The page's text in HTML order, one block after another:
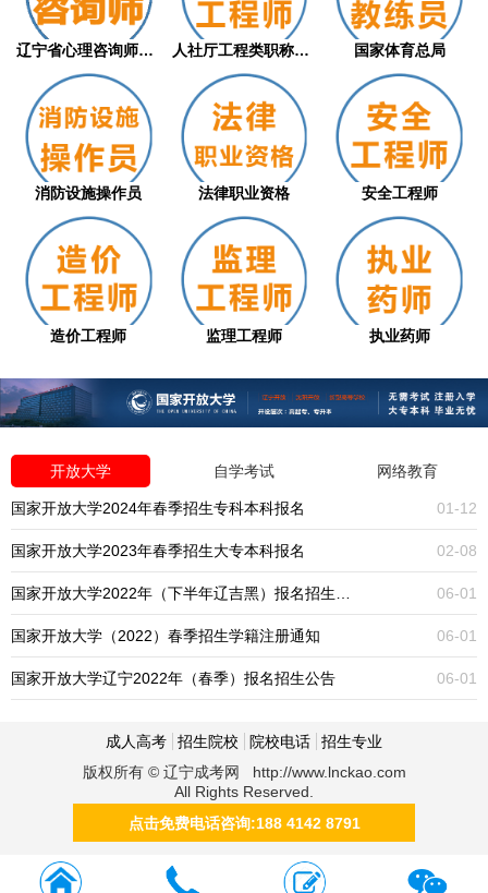
辽宁省心理咨询师职业技能等级评价证书（从... 人社厅工程类职称评审 国家体育总局
消防设施操作员 法律职业资格 安全工程师
造价工程师 监理工程师 执业药师
开放大学 自学考试 网络教育
01-12
国家开放大学2024年春季招生专科本科报名
02-08
国家开放大学2023年春季招生大专本科报名
06-01
06-01
国家开放大学（2022）春季招生学籍注册通知
06-01
国家开放大学辽宁2022年（春季）报名招生公告
成人高考 招生院校 院校电话
招生专业
版权所有 © 辽宁成考网 http://www.lnckao.com
All Rights Reserved.
点击免费电话咨询:188 4142 8791